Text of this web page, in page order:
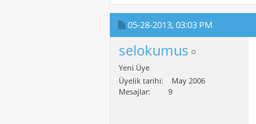
05-28-2013,03:03 PM
selokumus
Yeni Üye
Üyelik tarihi
May 2006
Mesajlar
9